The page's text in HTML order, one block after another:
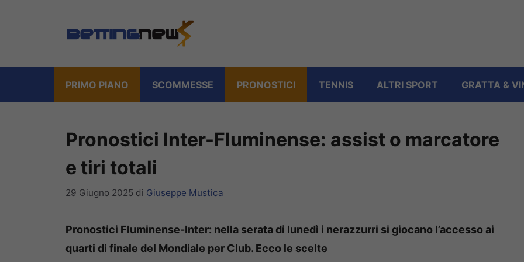
PRIMO PIANO SCOMMESSE PRONOSTICI TENNIS ALTRI SPORT GRATTA &
Pronostici Inter-Fluminense: assist o marcatore
e tiri totali
29 Giugno 2025 di Giuseppe Mustica
Pronostici Fluminense-Inter: nella serata di lunedì i nerazzurri si giocano l’accesso ai
quarti di finale del Mondiale per Club. Ecco le scelte